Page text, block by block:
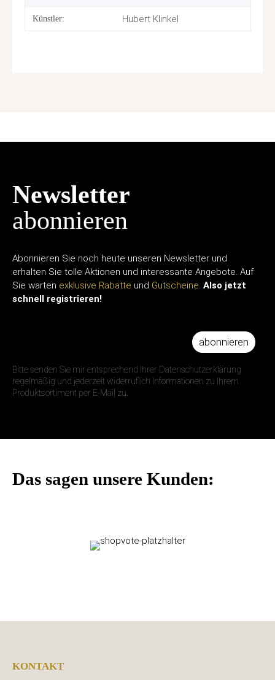
Künstler: Hubert Klinkel
Newsletter
abonnieren
Abonnieren Sie noch heute unseren Newsletter und
erhalten Sie tolle Aktionen und interessante Angebote. Auf
Sie warten exklusive Rabatte und Gutscheine. Also jetzt
schnell registrieren!
abonnieren
Bitte senden Sie mir entsprechend Ihrer Datenschutzerklärung
regelmäßig und jederzeit widerruflich Informationen zu Ihrem
Produktsortiment per E-Mail zu.
Das sagen unsere Kunden:
KONTAKT